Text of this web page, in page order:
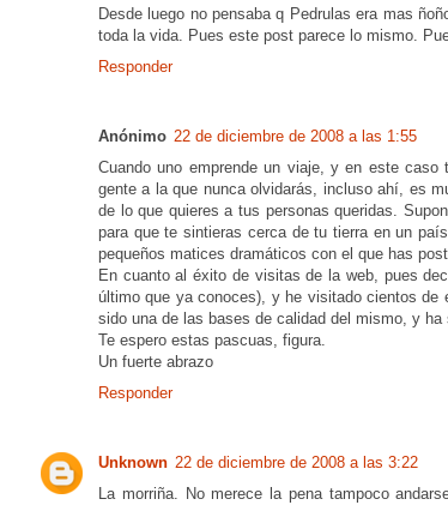
Desde luego no pensaba q Pedrulas era mas
toda la vida. Pues este post parece lo mismo.
Responder
Anónimo 22 de diciembre de 2008 a las 1:55
Cuando uno emprende un viaje, y en este
gente a la que nunca olvidarás, incluso ahí, es
de lo que quieres a tus personas queridas.
para que te sintieras cerca de tu tierra en un
pequeños matices dramáticos con el que has
En cuanto al éxito de visitas de la web, pues
último que ya conoces), y he visitado cientos
sido una de las bases de calidad del mismo, y
Te espero estas pascuas, figura.
Un fuerte abrazo
Responder
Unknown 22 de diciembre de 2008 a las 3:22
La morriña. No merece la pena tampoco